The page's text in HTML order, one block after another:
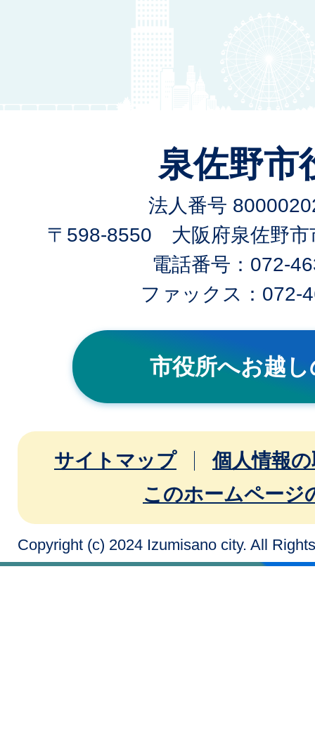
泉佐野市
法人番号
〒598-8550 大阪府泉佐野市
電話番号：072-
ファックス：072-
市役所へお越
サイトマップ
個人情報
このホームページ
Copyright (c) 2024 Izumisano city. All